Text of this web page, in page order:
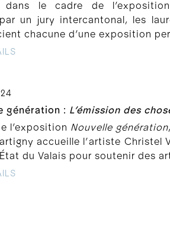
dans le cadre de
un jury intercantonal, les
chacune d’une exposition
génération : L’émission des
l’exposition Nouvelle génération
accueille l’artiste Christel
du Valais pour soutenir des